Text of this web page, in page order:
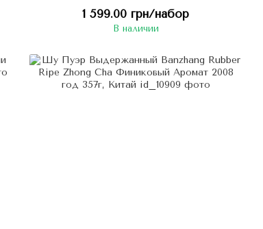
1 599.00 грн/набор
В наличии